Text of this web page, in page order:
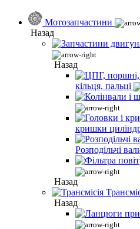
Мотозапчастини
Назад
Назад
кільця, пальці
кришки
Розподільчі
Назад
Назад